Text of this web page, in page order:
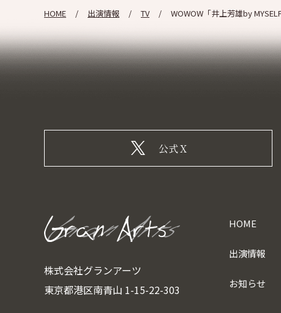
HOME 出演情報 TV WOWOW「井上芳雄by
公式X
株式会社グランアーツ
東京都港区南青山 1-15-22-303
HOME
出演情報
お知らせ